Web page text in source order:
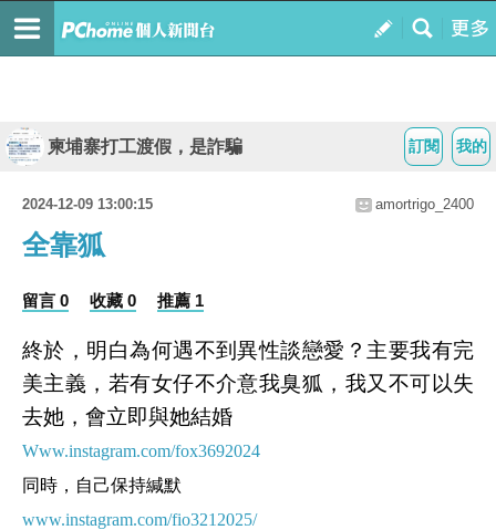
我的
訂閱
柬埔寨打工渡假，是詐騙
2024-12-09 13:00:15 amortrigo_2400
全靠狐
留言 0 收藏 0 推薦 1
終於，明白為何遇不到異性談戀愛？主要我有完
美主義，若有女仔不介意我臭狐，我又不可以失
去她，會立即與她結婚
Www.instagram.com/fox3692024
同時，自己保持緘默
www.instagram.com/fio3212025/